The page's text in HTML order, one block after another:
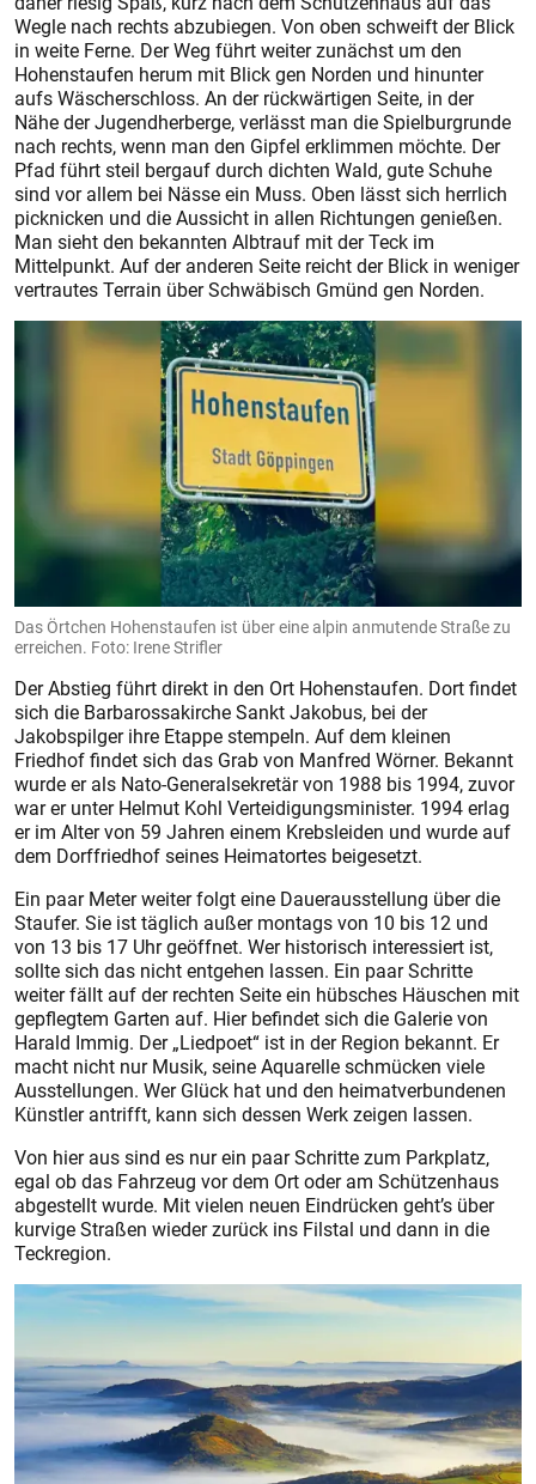
Wegle nach rechts abzubiegen. Von oben schweift der Blick
in weite Ferne. Der Weg führt weiter zunächst um den
Hohenstaufen herum mit Blick gen Norden und hinunter
aufs Wäscherschloss. An der rückwärtigen Seite, in der
Nähe der Jugendherberge, verlässt man die Spielburgrunde
nach rechts, wenn man den Gipfel erklimmen möchte. Der
Pfad führt steil bergauf durch dichten Wald, gute Schuhe
sind vor allem bei Nässe ein Muss. Oben lässt sich herrlich
picknicken und die Aussicht in allen Richtungen genießen.
Man sieht den bekannten Albtrauf mit der Teck im
Mittelpunkt. Auf der anderen Seite reicht der Blick in weniger
vertrautes Terrain über Schwäbisch Gmünd gen Norden.
Das Örtchen Hohenstaufen ist über eine alpin anmutende Straße zu
erreichen. Foto: Irene Strifler
Der Abstieg führt direkt in den Ort Hohenstaufen. Dort findet
sich die Barbarossakirche Sankt Jakobus, bei der
Jakobspilger ihre Etappe stempeln. Auf dem kleinen
Friedhof findet sich das Grab von Manfred Wörner. Bekannt
wurde er als Nato-Generalsekretär von 1988 bis 1994, zuvor
war er unter Helmut Kohl Verteidigungsminister. 1994 erlag
er im Alter von 59 Jahren einem Krebsleiden und wurde auf
dem Dorffriedhof seines Heimatortes beigesetzt.
Ein paar Meter weiter folgt eine Dauerausstellung über die
Staufer. Sie ist täglich außer montags von 10 bis 12 und
von 13 bis 17 Uhr geöffnet. Wer historisch interessiert ist,
sollte sich das nicht entgehen lassen. Ein paar Schritte
weiter fällt auf der rechten Seite ein hübsches Häuschen mit
gepflegtem Garten auf. Hier befindet sich die Galerie von
Harald Immig. Der „Liedpoet“ ist in der Region bekannt. Er
macht nicht nur Musik, seine Aquarelle schmücken viele
Ausstellungen. Wer Glück hat und den heimatverbundenen
Künstler antrifft, kann sich dessen Werk zeigen lassen.
Von hier aus sind es nur ein paar Schritte zum Parkplatz,
egal ob das Fahrzeug vor dem Ort oder am Schützenhaus
abgestellt wurde. Mit vielen neuen Eindrücken geht’s über
kurvige Straßen wieder zurück ins Filstal und dann in die
Teckregion.